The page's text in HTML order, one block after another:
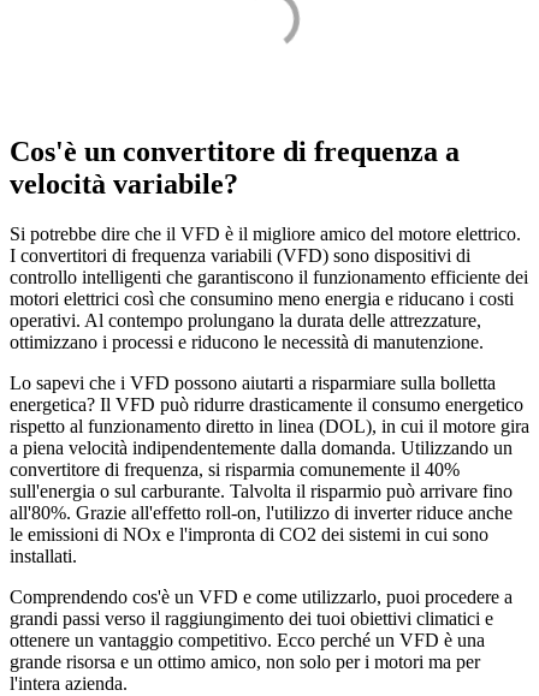
Cos'è un convertitore di frequenza a
velocità variabile?
Si potrebbe dire che il VFD è il migliore amico del motore elettrico.
I convertitori di frequenza variabili (VFD) sono dispositivi di
controllo intelligenti che garantiscono il funzionamento efficiente dei
motori elettrici così che consumino meno energia e riducano i costi
operativi. Al contempo prolungano la durata delle attrezzature,
ottimizzano i processi e riducono le necessità di manutenzione.
Lo sapevi che i VFD possono aiutarti a risparmiare sulla bolletta
energetica? Il VFD può ridurre drasticamente il consumo energetico
rispetto al funzionamento diretto in linea (DOL), in cui il motore gira
a piena velocità indipendentemente dalla domanda. Utilizzando un
convertitore di frequenza, si risparmia comunemente il 40%
sull'energia o sul carburante. Talvolta il risparmio può arrivare fino
all'80%. Grazie all'effetto roll-on, l'utilizzo di inverter riduce anche
le emissioni di NOx e l'impronta di CO2 dei sistemi in cui sono
installati.
Comprendendo cos'è un VFD e come utilizzarlo, puoi procedere a
grandi passi verso il raggiungimento dei tuoi obiettivi climatici e
ottenere un vantaggio competitivo. Ecco perché un VFD è una
grande risorsa e un ottimo amico, non solo per i motori ma per
l'intera azienda.